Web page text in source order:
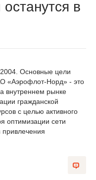
в
Основные цели
«Аэрофлот-Норд» - это
внутреннем рынке
гражданской
с целью активного
оптимизации сети